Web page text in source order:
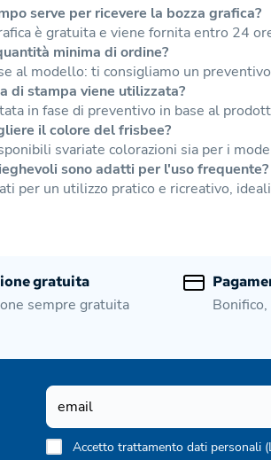
serve per ricevere la bozza grafica?
è gratuita e viene fornita entro 24
minima di ordine?
al modello: ti consigliamo un
di stampa viene utilizzata?
in fase di preventivo in base al
il colore del frisbee?
svariate colorazioni sia per i
sono adatti per l'uso frequente?
per un utilizzo pratico e ricreativo,
gratuita
sempre gratuita
Accetto trattamento dati personali (